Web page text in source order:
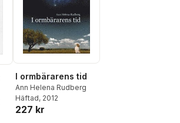
I ormbärarens tid
Ann Helena Rudberg
Häftad, 2012
227 kr